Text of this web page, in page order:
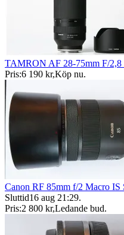
TAMRON AF 28-75mm F/
Pris:6 190 kr,Köp nu.
Canon RF 85mm f/2 Macro
Sluttid16 aug 21:29.
Pris:2 800 kr,Ledande bud.